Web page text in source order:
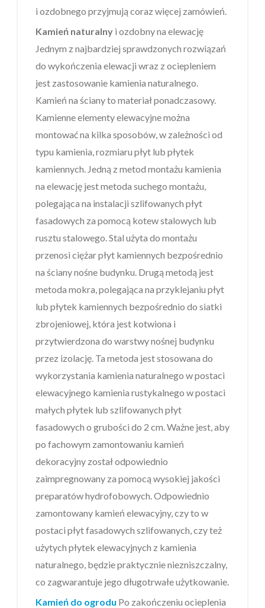
i ozdobnego przyjmują coraz więcej zamówień.
Kamień naturalny i ozdobny na elewację
Jednym z najbardziej sprawdzonych rozwiązań
do wykończenia elewacji wraz z ociepleniem
jest zastosowanie kamienia naturalnego.
Kamień na ściany to materiał ponadczasowy.
Kamienne elementy elewacyjne można
montować na kilka sposobów, w zależności od
typu kamienia, rozmiaru płyt lub płytek
kamiennych. Jedną z metod montażu kamienia
na elewację jest metoda suchego montażu,
polegająca na instalacji szlifowanych płyt
fasadowych za pomocą kotew stalowych lub
rusztu stalowego. Stal użyta do montażu
przenosi ciężar płyt kamiennych bezpośrednio
na ściany nośne budynku. Drugą metodą jest
metoda mokra, polegająca na przyklejaniu płyt
lub płytek kamiennych bezpośrednio do siatki
zbrojeniowej, która jest kotwiona i
przytwierdzona do warstwy nośnej budynku
przez izolację. Ta metoda jest stosowana do
wykorzystania kamienia naturalnego w postaci
elewacyjnego kamienia rustykalnego w postaci
małych płytek lub szlifowanych płyt
fasadowych o grubości do 2 cm. Ważne jest, aby
po fachowym zamontowaniu kamień
dekoracyjny został odpowiednio
zaimpregnowany za pomocą wysokiej jakości
preparatów hydrofobowych. Odpowiednio
zamontowany kamień elewacyjny, czy to w
postaci płyt fasadowych szlifowanych, czy też
użytych płytek elewacyjnych z kamienia
naturalnego, będzie praktycznie niezniszczalny,
co zagwarantuje jego długotrwałe użytkowanie.
Kamień do ogrodu Po zakończeniu ocieplenia